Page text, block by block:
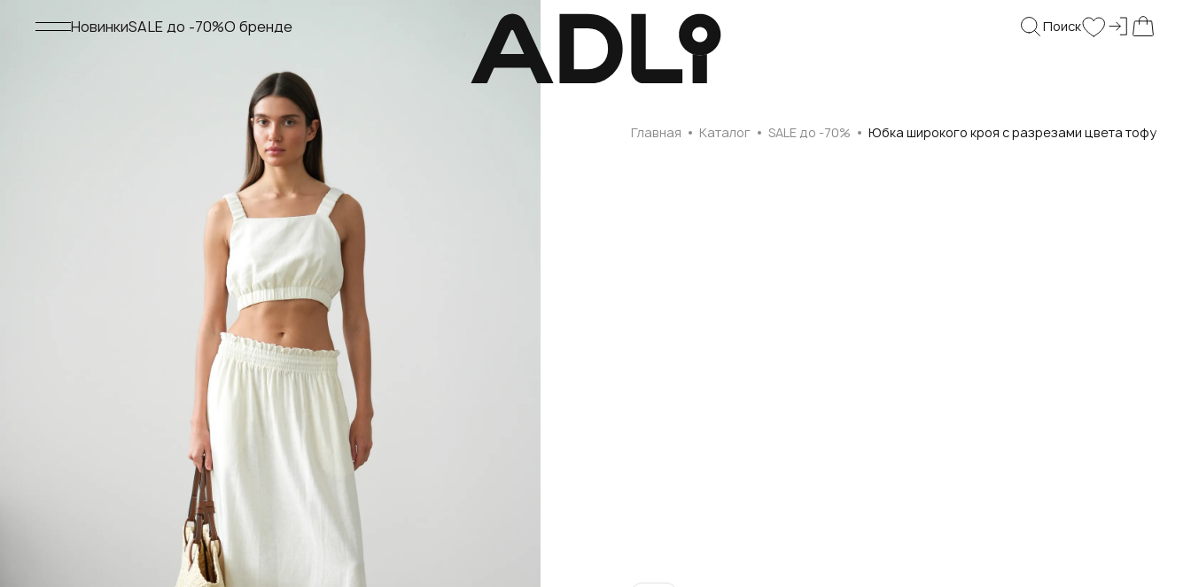
НовинкиSALE до -70%О бренде Главная ПоискПоискWishlist Войти
Моя
Главная Каталог SALE до -70% Юбка широкого кроя с разрезами цвета тофу